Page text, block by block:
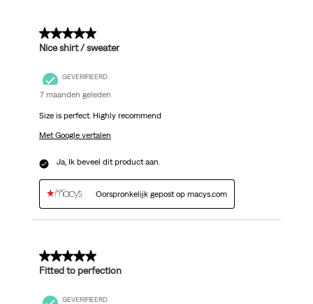
5 van 5 sterren.
Nice shirt / sweater
GEVERIFIEERD
7 maanden geleden
Size is perfect. Highly recommend
Met Google vertalen
Ja, Ik beveel dit product aan.
Oorspronkelijk gepost op macys.com
5 van 5 sterren.
Fitted to perfection
GEVERIFIEERD